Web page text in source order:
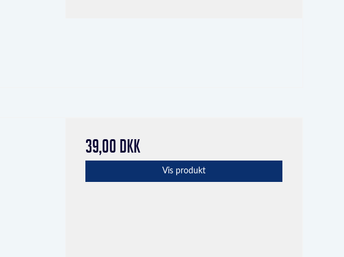
39,00 DKK
Vis produkt